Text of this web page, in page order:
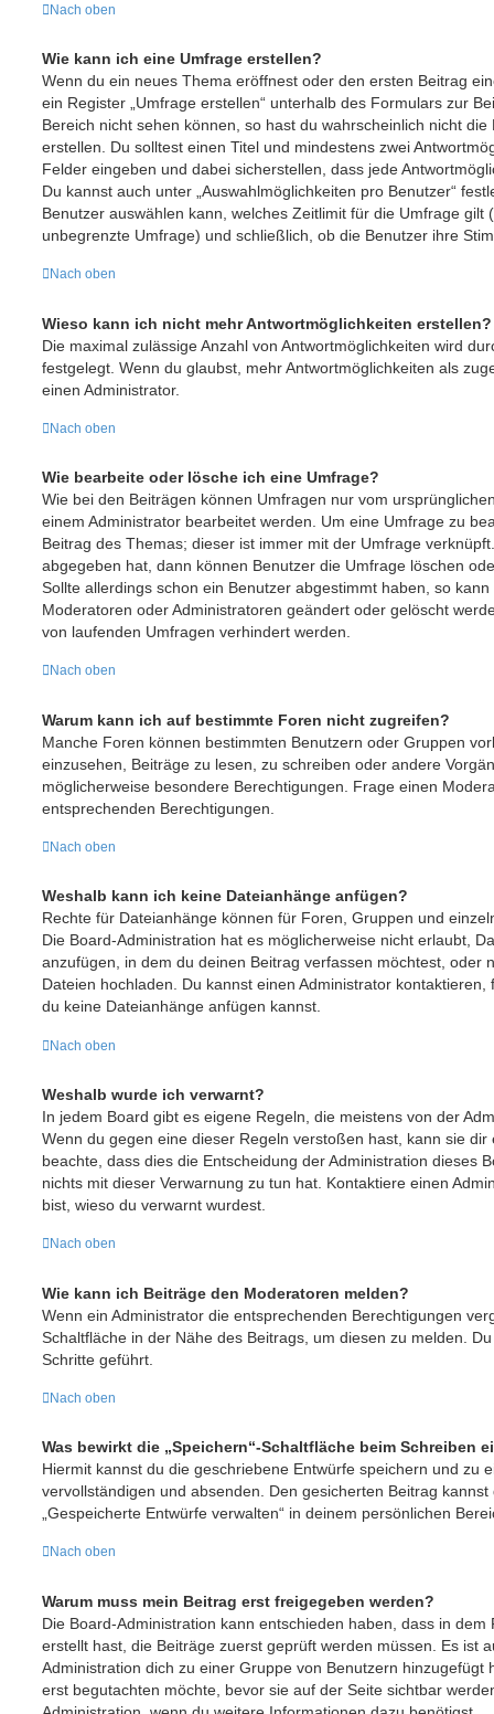
Nach oben
Wie kann ich eine Umfrage erstellen?
Wenn du ein neues Thema eröffnest oder den ersten Beitrag
ein Register „Umfrage erstellen“ unterhalb des Formulars zur
Bereich nicht sehen können, so hast du wahrscheinlich nicht
erstellen. Du solltest einen Titel und mindestens zwei
Felder eingeben und dabei sicherstellen, dass jede
Du kannst auch unter „Auswahlmöglichkeiten pro Benutzer“
Benutzer auswählen kann, welches Zeitlimit für die Umfrage gilt
unbegrenzte Umfrage) und schließlich, ob die Benutzer ihre
Nach oben
Wieso kann ich nicht mehr Antwortmöglichkeiten erstellen?
Die maximal zulässige Anzahl von Antwortmöglichkeiten wird
festgelegt. Wenn du glaubst, mehr Antwortmöglichkeiten als
einen Administrator.
Nach oben
Wie bearbeite oder lösche ich eine Umfrage?
Wie bei den Beiträgen können Umfragen nur vom
einem Administrator bearbeitet werden. Um eine Umfrage zu
Beitrag des Themas; dieser ist immer mit der Umfrage
abgegeben hat, dann können Benutzer die Umfrage löschen
Sollte allerdings schon ein Benutzer abgestimmt haben, so
Moderatoren oder Administratoren geändert oder gelöscht
von laufenden Umfragen verhindert werden.
Nach oben
Warum kann ich auf bestimmte Foren nicht zugreifen?
Manche Foren können bestimmten Benutzern oder Gruppen
einzusehen, Beiträge zu lesen, zu schreiben oder andere
möglicherweise besondere Berechtigungen. Frage einen
entsprechenden Berechtigungen.
Nach oben
Weshalb kann ich keine Dateianhänge anfügen?
Rechte für Dateianhänge können für Foren, Gruppen und
Die Board-Administration hat es möglicherweise nicht erlaubt,
anzufügen, in dem du deinen Beitrag verfassen möchtest, oder
Dateien hochladen. Du kannst einen Administrator
du keine Dateianhänge anfügen kannst.
Nach oben
Weshalb wurde ich verwarnt?
In jedem Board gibt es eigene Regeln, die meistens von der
Wenn du gegen eine dieser Regeln verstoßen hast, kann sie dir
beachte, dass dies die Entscheidung der Administration dieses
nichts mit dieser Verwarnung zu tun hat. Kontaktiere einen
bist, wieso du verwarnt wurdest.
Nach oben
Wie kann ich Beiträge den Moderatoren melden?
Wenn ein Administrator die entsprechenden Berechtigungen
Schaltfläche in der Nähe des Beitrags, um diesen zu melden.
Schritte geführt.
Nach oben
Was bewirkt die „Speichern“-Schaltfläche beim Schreiben
Hiermit kannst du die geschriebene Entwürfe speichern und zu
vervollständigen und absenden. Den gesicherten Beitrag
„Gespeicherte Entwürfe verwalten“ in deinem persönlichen
Nach oben
Warum muss mein Beitrag erst freigegeben werden?
Die Board-Administration kann entschieden haben, dass in
erstellt hast, die Beiträge zuerst geprüft werden müssen. Es ist
Administration dich zu einer Gruppe von Benutzern hinzugefügt
erst begutachten möchte, bevor sie auf der Seite sichtbar